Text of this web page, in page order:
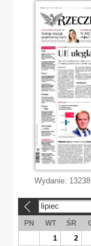
Wydanie: 13238
lipiec
PN WT ŚR
1
2